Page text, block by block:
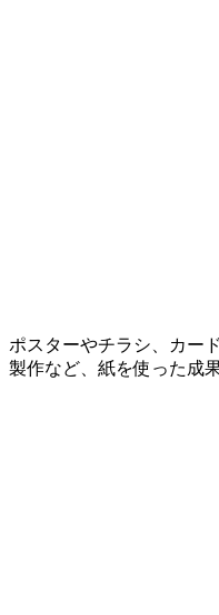
ポスターやチラシ、カー
製作など、紙を使った成